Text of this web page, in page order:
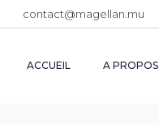
contact@magellan.mu
ACCUEIL A PROPOS